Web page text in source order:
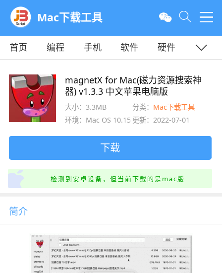
Mac下载工具
首页 编程 手机 软件
硬件
magnetX for Mac(磁力资源搜索神
器) v1.3.3 中文苹果电脑版
大小：3.3MB 分类： Mac下载工具
环境：Mac OS 10.15.5更新：2022-07-01
下载
检测到安卓设备，但当前下载的是mac版
简介